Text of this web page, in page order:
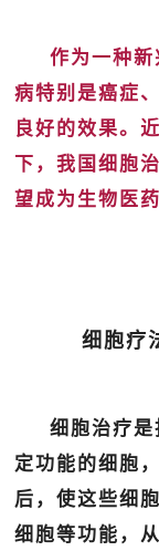
作为一种
病特别是癌症
良好的效果。
下，我国细胞
望成为生物医
细胞疗
细胞治疗
定功能的细胞
后，使这些细
细胞等功能，